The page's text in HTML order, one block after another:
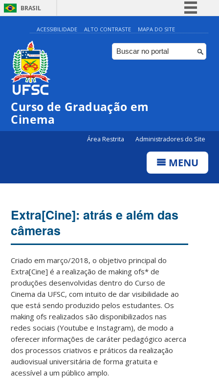
BRASIL
Simplifique!
Comunica BR
Participe
Canais
ACESSIBILIDADE ALTO CONTRASTE MAPA DO SITE
Curso de Graduação em
Cinema
Área Restrita Administradores do Site
MENU
Extra[Cine]: atrás e além das
câmeras
Criado em março/2018, o objetivo principal do
Extra[Cine] é a realização de making ofs* de
produções desenvolvidas dentro do Curso de
Cinema da UFSC, com intuito de dar visibilidade ao
que está sendo produzido pelos estudantes. Os
making ofs realizados são disponibilizados nas
redes sociais (Youtube e Instagram), de modo a
oferecer informações de caráter pedagógico acerca
dos processos criativos e práticos da realização
audiovisual universitária de forma gratuita e
acessível a um público amplo.